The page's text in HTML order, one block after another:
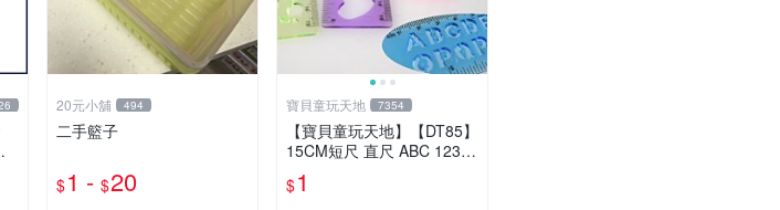
20元小舖 494
二手籃子
$1 - $20
寶貝童玩天地 7354
【寶貝童玩天地】【DT85】
15CM短尺 直尺 ABC 123
可愛花樣~1支 特價1元
$1